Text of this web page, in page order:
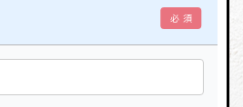
必 須